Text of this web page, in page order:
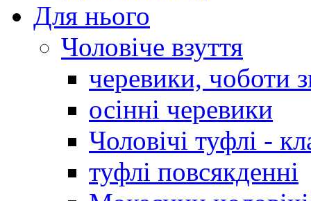
Для нього
Чоловіче взуття
черевики, чоботи
осінні черевики
Чоловічі туфлі -
туфлі повсякденні